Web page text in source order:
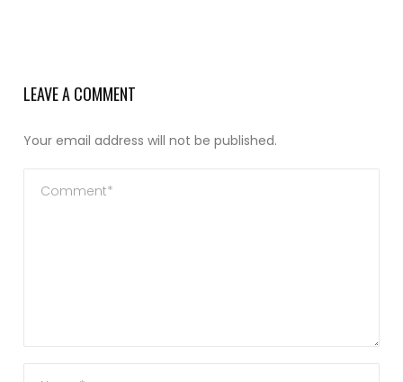
LEAVE A COMMENT
Your email address will not be published.